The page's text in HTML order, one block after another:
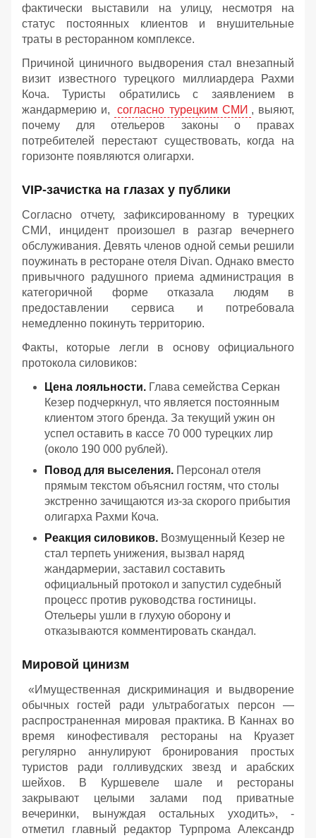
фактически выставили на улицу, несмотря на
статус постоянных клиентов и внушительные
траты в ресторанном комплексе.
Причиной циничного выдворения стал внезапный
визит известного турецкого миллиардера Рахми
Коча. Туристы обратились с заявлением в
жандармерию и,
согласно турецким СМИ , выяют,
почему для отельеров законы о правах
потребителей перестают существовать, когда на
горизонте появляются олигархи.
VIP-зачистка на глазах у публики
Согласно отчету, зафиксированному в турецких
СМИ, инцидент произошел в разгар вечернего
обслуживания. Девять членов одной семьи решили
поужинать в ресторане отеля Divan. Однако вместо
привычного радушного приема администрация в
категоричной форме отказала людям в
предоставлении сервиса и потребовала
немедленно покинуть территорию.
Факты, которые легли в основу официального
протокола силовиков:
Цена лояльности. Глава семейства Серкан
Кезер подчеркнул, что является постоянным
клиентом этого бренда. За текущий ужин он
успел оставить в кассе 70 000 турецких лир
(около 190 000 рублей).
Повод для выселения. Персонал отеля
прямым текстом объяснил гостям, что столы
экстренно зачищаются из-за скорого прибытия
олигарха Рахми Коча.
Реакция силовиков. Возмущенный Кезер не
стал терпеть унижения, вызвал наряд
жандармерии, заставил составить
официальный протокол и запустил судебный
процесс против руководства гостиницы.
Отельеры ушли в глухую оборону и
отказываются комментировать скандал.
Мировой цинизм
«Имущественная дискриминация и выдворение
обычных гостей ради ультрабогатых персон —
распространенная мировая практика. В Каннах во
время кинофестиваля рестораны на Круазет
регулярно аннулируют бронирования простых
туристов ради голливудских звезд и арабских
шейхов. В Куршевеле шале и рестораны
закрывают целыми залами под приватные
вечеринки, вынуждая остальных уходить», -
отметил главный редактор Турпрома Александр